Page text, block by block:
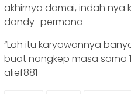
akhirnya damai, indah nya
dondy_permana
“Lah itu karyawannya
buat nangkep masa sama
alief881